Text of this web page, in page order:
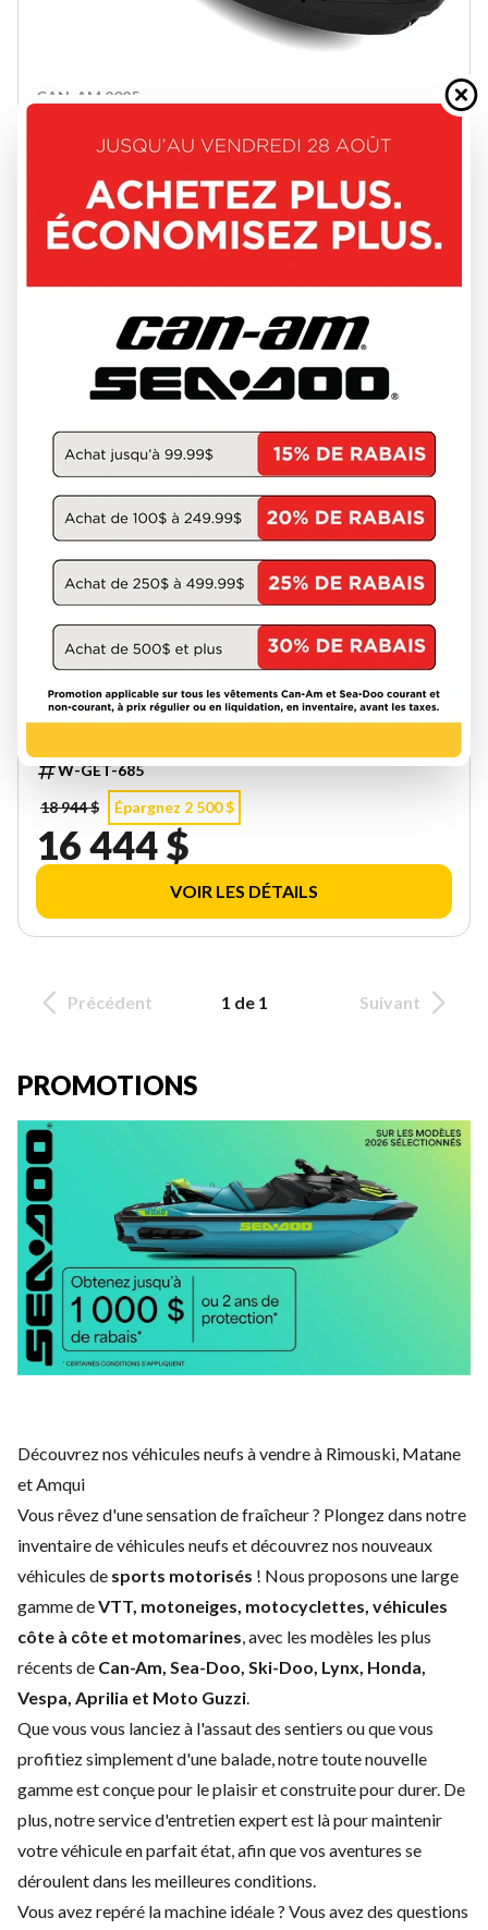
CAN-AM 2025
W-GET-693
22 544 $
Épargnez 2 500 $
20 044 $
CAN-AM 2025
W-GET-685
18 944 $
Épargnez 2 500 $
16 444 $
VOIR LES DÉTAILS
Précédent 1 de 1 Suivant
PROMOTIONS
Découvrez nos véhicules neufs à vendre à Rimouski, Matane
et Amqui
Vous rêvez d'une sensation de fraîcheur ? Plongez dans notre
inventaire de véhicules neufs et découvrez nos nouveaux
véhicules de sports motorisés ! Nous proposons une large
gamme deVTT, motoneiges, motocyclettes, véhicules
côte à côte et motomarines, avec les modèles les plus
récents de Can-Am, Sea-Doo, Ski-Doo, Lynx, Honda,
Vespa, Aprilia et Moto Guzzi.
Que vous vous lanciez à l'assaut des sentiers ou que vous
profitiez simplement d'une balade, notre toute nouvelle
gamme est conçue pour le plaisir et construite pour durer. De
plus, notre service d'entretien expertest là pour maintenir
votre véhicule en parfait état, afin que vos aventures se
déroulent dans les meilleures conditions.
Vous avez repéré la machine idéale ? Vous avez des questions